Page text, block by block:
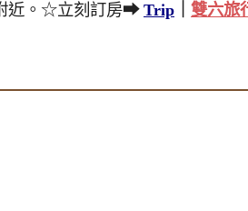
近。☆立刻訂房➡ Trip 雙六旅